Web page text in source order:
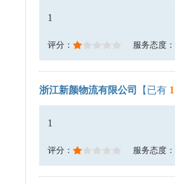
1
评分： 服务态度：
浙江新颜物流有限公司 【已有 1
1
评分： 服务态度：